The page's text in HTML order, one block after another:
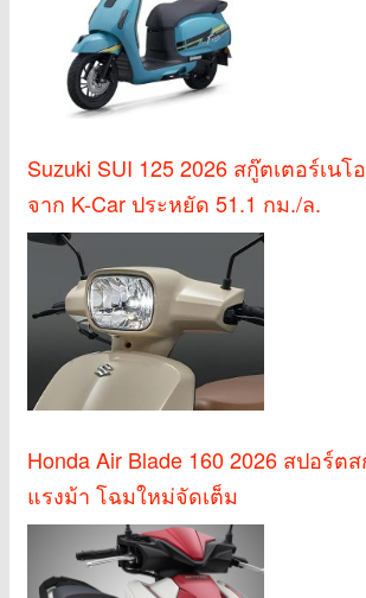
Suzuki SUI 125 2026 สกู๊ตเตอร์เนโ
จาก K-Car ประหยัด 51.1 กม./ล.
Honda Air Blade 160 2026 สปอร์ต
แรงม้า โฉมใหม่จัดเต็ม